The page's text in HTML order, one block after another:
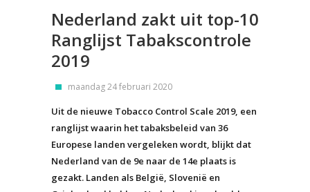
Nederland zakt uit top-10
Ranglijst Tabakscontrole
2019
maandag 24 februari 2020
Uit de nieuwe Tobacco Control Scale 2019, een
ranglijst waarin het tabaksbeleid van 36
Europese landen vergeleken wordt, blijkt dat
Nederland van de 9e naar de 14e plaats is
gezakt. Landen als België, Slovenië en